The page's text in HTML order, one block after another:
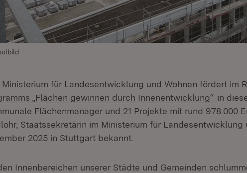
Ministerium für Landesentwicklung und Wohnen fördert im
„Flächen gewinnen durch Innenentwicklung“ (Öffnet
in
Flächenmanager und 21 Projekte mit rund 978.000
Staatssekretärin im Ministerium für Landesentwicklung
2025 in Stuttgart bekannt.
den Innenbereichen unserer Städte und Gemeinden